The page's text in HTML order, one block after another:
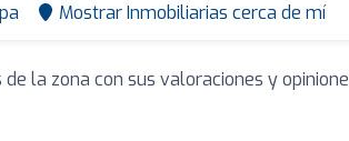
Mostrar Inmobiliarias cerca de mí
la zona con sus valoraciones y